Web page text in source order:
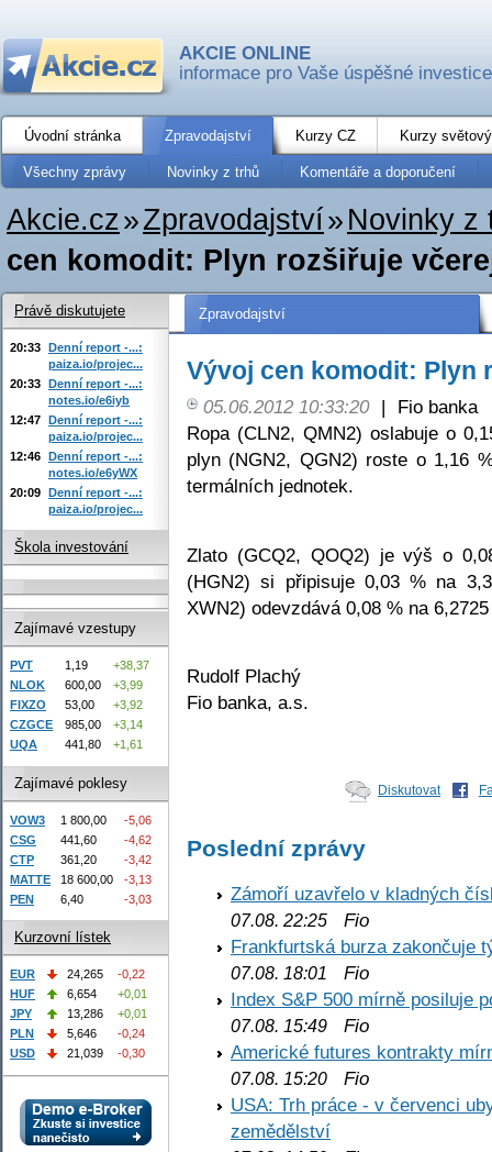
AKCIE ONLINE
informace pro Vaše úspěšné investice
Úvodní stránka Zpravodajství Kurzy CZ Kurzy
Všechny zprávy Novinky z trhů Komentáře a doporučení
Akcie.cz»Zpravodajství» Novinky z
cen komodit: Plyn rozšiřuje
Zpravodajství
Vývoj cen komodit: Plyn
05.06.2012 10:33:20 |
Fio banka
Ropa (CLN2, QMN2) oslabuje o
plyn (NGN2, QGN2) roste o 1,16
termálních jednotek.
Zlato (GCQ2, QOQ2) je výš o
(HGN2) si připisuje 0,03 % na
XWN2) odevzdává 0,08 % na
Rudolf Plachý
Fio banka, a.s.
Diskutovat
Poslední zprávy
Zámoří uzavřelo v kladných
07.08. 22:25 Fio
Frankfurtská burza zakončuje
07.08. 18:01
Fio
Index S&P 500 mírně posiluje
07.08. 15:49 Fio
Americké futures kontrakty
07.08. 15:20 Fio
USA: Trh práce - v červenci
zemědělství
Právě diskutujete
20:33 Denní report -...:
paiza.io/projec...
20:33 Denní report -...:
notes.io/e6iyb
12:47 Denní report -...:
paiza.io/projec...
12:46 Denní report -...:
notes.io/e6yWX
20:09 Denní report -...:
paiza.io/projec...
Škola investování
Zajímavé vzestupy
PVT 1,19
+38,37
NLOK
600,00
+3,99
FIXZO
53,00
+3,92
CZGCE
985,00
+3,14
UQA
441,80 +1,61
Zajímavé poklesy
VOW3 1 800,00
-5,06
CSG
441,60
-4,62
CTP
361,20
-3,42
MATTE
18 600,00
-3,13
PEN
6,40 -3,03
Kurzovní lístek
EUR 24,265
-0,22
HUF
6,654
+0,01
JPY
13,286
+0,01
PLN
5,646
-0,24
USD
21,039 -0,30